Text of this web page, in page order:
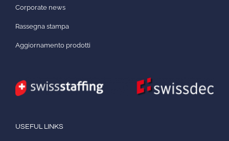
Corporate news
Rassegna stampa
Aggiornamento prodotti
USEFUL LINKS